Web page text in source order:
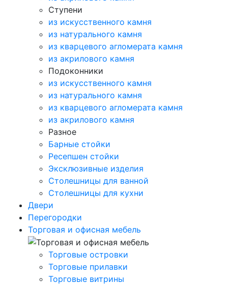
Ступени
из искусственного камня
из натурального камня
из кварцевого агломерата камня
из акрилового камня
Подоконники
из искусственного камня
из натурального камня
из кварцевого агломерата камня
из акрилового камня
Разное
Барные стойки
Ресепшен стойки
Эксклюзивные изделия
Столешницы для ванной
Столешницы для кухни
Двери
Перегородки
Торговая и офисная мебель
Торговые островки
Торговые прилавки
Торговые витрины